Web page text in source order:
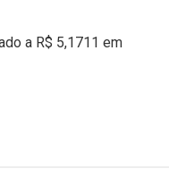
a R$ 5,1711 em